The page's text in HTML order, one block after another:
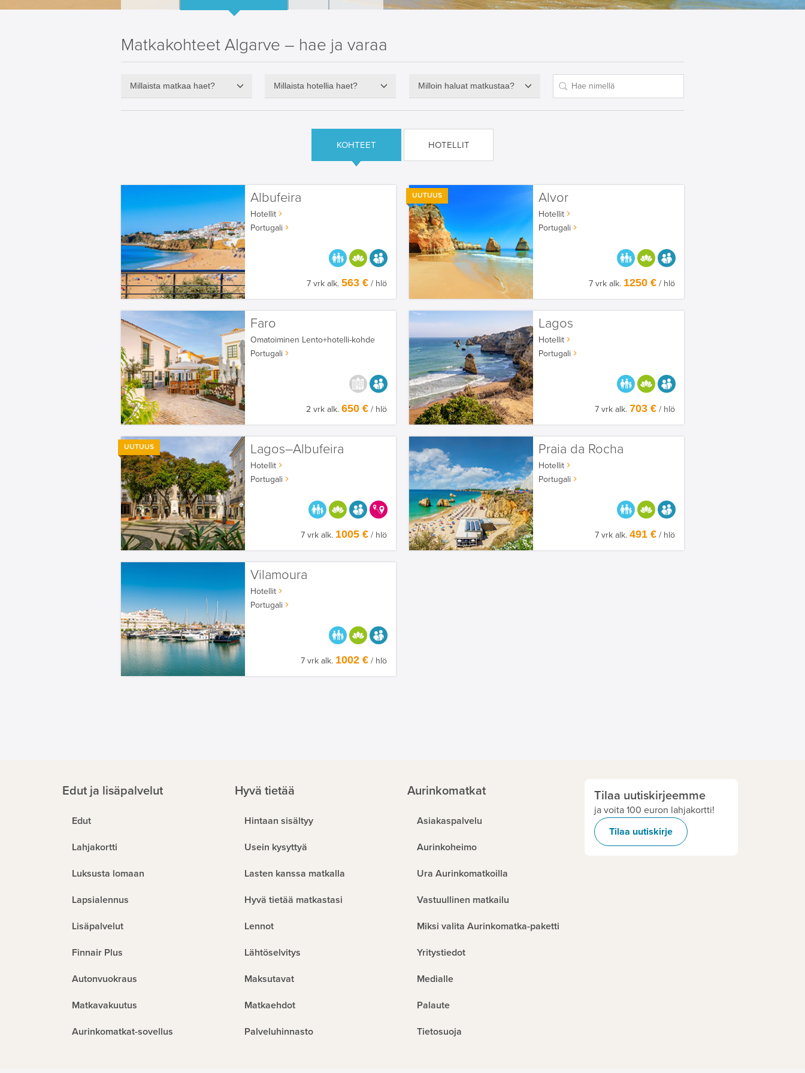
Matkakohteet Algarve – hae ja varaa
Millaista matkaa haet? Millaista hotellia haet? Milloin haluat matkustaa?
KOHTEET HOTELLIT
Albufeira
Hotellit
Portugali
PARASTA PERHEELLE
HYVÄÄN OLOON
AIKUISEEN MAKUUN
7 vrk alk.563 € / hlö
UUTUUS Alvor
Hotellit
Portugali
PARASTA PERHEELLE
HYVÄÄN OLOON
7 vrk alk. 1250 € / hlö
Faro
Omatoiminen Lento+hotelli-kohde
Portugali
KAUPUNGISTA KOKEMUKSIA
AIKUISEEN MAKUUN
2 vrk alk.650 € / hlö
Lagos
Hotellit
Portugali
PARASTA PERHEELLE
HYVÄÄN OLOON
7 vrk alk. 703 € / hlö
UUTUUS Lagos–Albufeira
Hotellit
Portugali
PARASTA PERHEELLE
HYVÄÄN OLOON
AIKUISEEN MAKUUN
KERRALLA ENEMMÄN
7 vrk alk. 1005 € / hlö
Praia da Rocha
Hotellit
Portugali
PARASTA PERHEELLE
HYVÄÄN OLOON
7 vrk alk. 491 € / hlö
Vilamoura
Hotellit
Portugali
PARASTA PERHEELLE
HYVÄÄN OLOON
7 vrk alk. 1002 € / hlö
Edut ja lisäpalvelut
Edut
Lahjakortti
Luksusta lomaan
Lapsialennus
Lisäpalvelut
Finnair Plus
Autonvuokraus
Matkavakuutus
Aurinkomatkat-sovellus
Hyvä tietää
Hintaan sisältyy
Usein kysyttyä
Lasten kanssa matkalla
Hyvä tietää matkastasi
Lennot
Lähtöselvitys
Maksutavat
Matkaehdot
Palveluhinnasto
Aurinkomatkat
Asiakaspalvelu
Aurinkoheimo
Ura Aurinkomatkoilla
Vastuullinen matkailu
Miksi valita Aurinkomatka-paketti
Yritystiedot
Medialle
Palaute
Tietosuoja
Tilaa uutiskirjeemme
ja voita 100 euron lahjakortti!
Tilaa uutiskirje